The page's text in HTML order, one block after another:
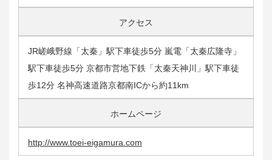
アクセス
JR嵯峨野線「太秦」駅下車徒歩5分 嵐電「太秦広隆寺」
駅下車徒歩5分 京都市営地下鉄「太秦天神川」駅下車徒
歩12分 名神高速道路京都南ICから約11km
ホームページ
http://www.toei-eigamura.com